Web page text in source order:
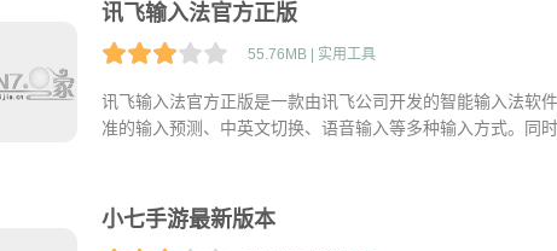
讯飞输入法官方正版
55.76MB | 实用工具
讯飞输入法官方正版是一款由讯飞公司开发的智能输入法软
准的输入预测、中英文切换、语音输入等多种输入方式。同
小七手游最新版本